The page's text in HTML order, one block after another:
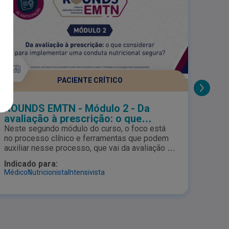
PACIENTE CRÍTICO
ROUNDS EMTN - Módulo 2 - Da
avaliação à prescrição: o que
considerar para implementar uma
conduta nutricional segura?
Neste segundo módulo do curso, o foco está
no processo clínico e ferramentas que podem
auxiliar nesse processo, que vai da avaliação à
segurança do paciente.
Indicado para:
MédicoNutricionistaIntensivista